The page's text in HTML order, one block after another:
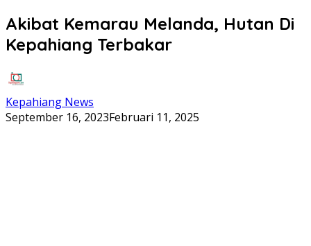
Akibat Kemarau Melanda, Hutan Di
Kepahiang Terbakar
Kepahiang News
September 16, 2023Februari 11, 2025